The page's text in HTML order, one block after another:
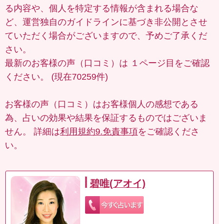
る内容や、個人を特定する情報が含まれる場合な
ど、運営独自のガイドラインに基づき非公開とさせ
ていただく場合がございますので、予めご了承くだ
さい。
最新のお客様の声（口コミ）は １ページ目 をご確認
ください。 (現在70259件)
お客様の声（口コミ）はお客様個人の感想である
為、占いの効果や結果を保証するものではございま
せん。 詳細は利用規約9.免責事項をご確認くださ
い。
碧唯(アオイ)